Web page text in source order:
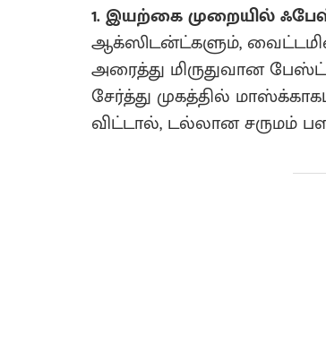
1. இயற்கை முறையில்
ஆக்ஸிடன்ட்களும்,
அரைத்து மிருதுவான
சேர்த்து முகத்தில்
விட்டால், டல்லான சருமம்